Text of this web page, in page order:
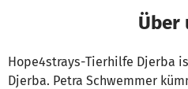
Über
Hope4strays-Tierhilfe Djerba
Djerba. Petra Schwemmer